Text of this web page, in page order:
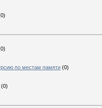
по местам памяти (0)
(0)